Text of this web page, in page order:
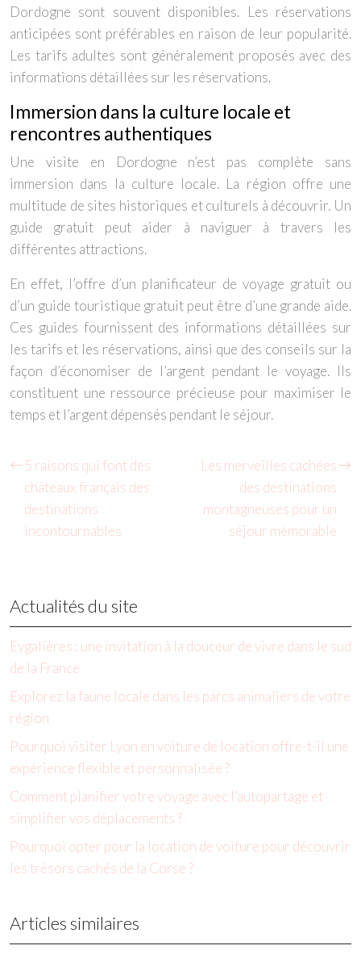
Dordogne sont souvent disponibles. Les réservations
anticipées sont préférables en raison de leur popularité.
Les tarifs adultes sont généralement proposés avec des
informations détaillées sur les réservations.
Immersion dans la culture locale et
rencontres authentiques
Une visite en Dordogne n’est pas complète sans
immersion dans la culture locale. La région offre une
multitude de sites historiques et culturels à découvrir. Un
guide gratuit peut aider à naviguer à travers les
différentes attractions.
En effet, l’offre d’un planificateur de voyage gratuit ou
d’un guide touristique gratuit peut être d’une grande aide.
Ces guides fournissent des informations détaillées sur
les tarifs et les réservations, ainsi que des conseils sur la
façon d’économiser de l’argent pendant le voyage. Ils
constituent une ressource précieuse pour maximiser le
temps et l’argent dépensés pendant le séjour.
5 raisons qui font des
châteaux français des
destinations
incontournables
Les merveilles cachées
des destinations
montagneuses pour un
séjour mémorable
Actualités du site
Eygalières : une invitation à la douceur de vivre dans le sud
de la France
Explorez la faune locale dans les parcs animaliers de votre
région
Pourquoi visiter Lyon en voiture de location offre-t-il une
expérience flexible et personnalisée ?
Comment planifier votre voyage avec l’autopartage et
simplifier vos déplacements ?
Pourquoi opter pour la location de voiture pour découvrir
les trésors cachés de la Corse ?
Articles similaires